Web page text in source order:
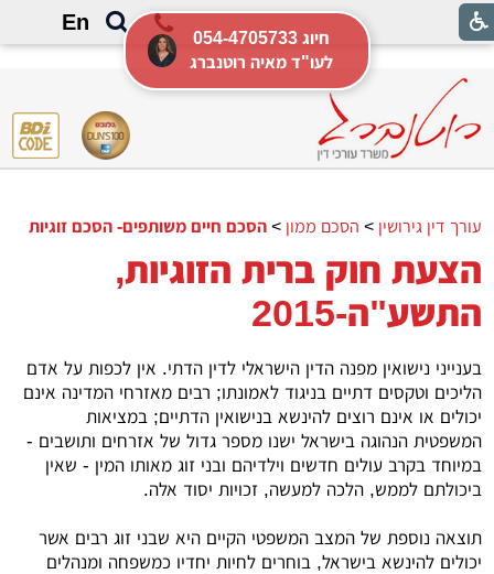
צעת חוק ברית הזוגיות, התשע"ה-2015 En
עורך דין גירושין > הסכם ממון >הסכם חיים משותפים- הסכם זוגיות
הצעת חוק ברית הזוגיות,
התשע"ה-2015
בענייני נישואין מפנה הדין הישראלי לדין הדתי. אין לכפות על אדם
הליכים וטקסים דתיים בניגוד לאמונתו; רבים מאזרחי המדינה אינם
יכולים או אינם רוצים להינשא בנישואין הדתיים; במציאות
המשפטית הנהוגה בישראל ישנו מספר גדול של אזרחים ותושבים -
במיוחד בקרב עולים חדשים וילדיהם ובני זוג מאותו המין - שאין
ביכולתם לממש, הלכה למעשה, זכויות יסוד אלה.
תוצאה נוספת של המצב המשפטי הקיים היא שבני זוג רבים אשר
יכולים להינשא בישראל, בוחרים לחיות יחדיו כמשפחה ומנהלים
054-4705733 חיוג
לעו"ד מאיה רוטנברג